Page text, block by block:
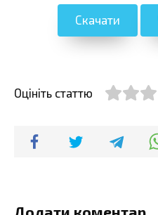
Скачати
Оцініть статтю